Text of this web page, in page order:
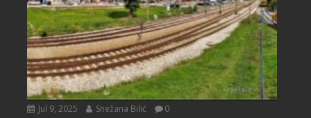
Jul 9, 2025 Snežana Bilić 0